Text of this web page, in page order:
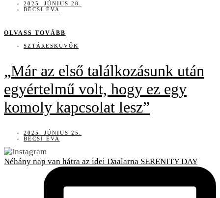
2025. JÚNIUS 28.
BÉCSI ÉVA
OLVASS TOVÁBB
SZTÁRESKÜVŐK
„Már az első találkozásunk után
egyértelmű volt, hogy ez egy
komoly kapcsolat lesz”
2025. JÚNIUS 25.
BÉCSI ÉVA
Néhány nap van hátra az idei Daalarna SERENITY DAY